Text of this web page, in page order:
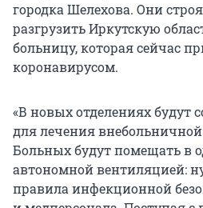
городка Шелехова. Они
разгрузить Иркутскую
больницу, которая сейчас
коронавирусом.
«В новых отделениях будут
для лечения
Больных будут помещать в
автономной вентиляцией:
правила инфекционной